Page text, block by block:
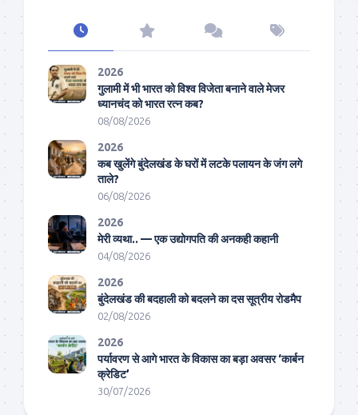
2026
गुलामी में भी भारत को विश्व विजेता बनाने वाले मेजर
ध्यानचंद को भारत रत्न कब?
08/08/2026
2026
कब खुलेंगे बुंदेलखंड के घरों में लटके पलायन के जंग लगे
ताले?
06/08/2026
2026
मेरी व्यथा.. — एक उद्योगपति की अनकही कहानी
04/08/2026
2026
बुंदेलखंड की बदहाली को बदलने का दस सूत्रीय रोडमैप
02/08/2026
2026
पर्यावरण से आगे भारत के विकास का बड़ा अवसर ‘कार्बन
क्रेडिट’
30/07/2026